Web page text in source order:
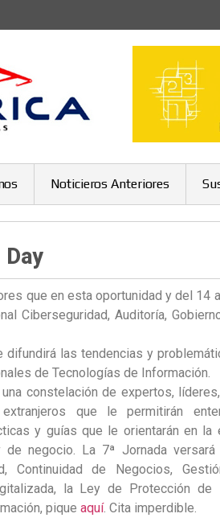
Noticieros Anteriores
Day
que en esta oportunidad y del 14
Ciberseguridad, Auditoría,
difundirá las tendencias y
de Tecnologías de Información.
constelación de expertos,
que le permitirán
y guías que le orientarán en
negocio. La 7ª Jornada
Continuidad de Negocios,
la Ley de Protección
pique aquí. Cita imperdible.